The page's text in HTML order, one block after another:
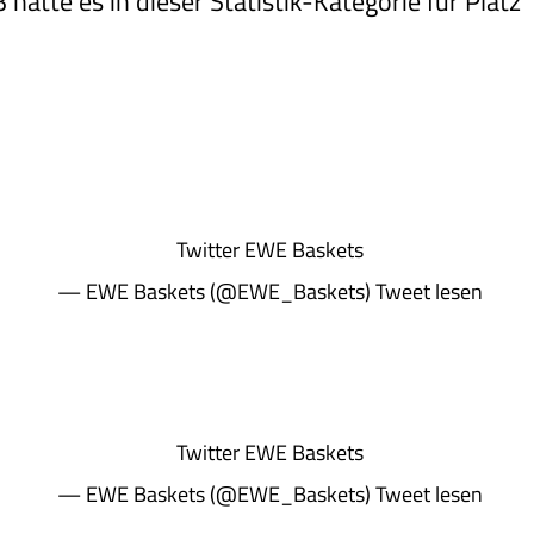
TwitterEWE Baskets
— EWE Baskets (@EWE_Baskets)Tweet lesen
TwitterEWE Baskets
— EWE Baskets (@EWE_Baskets)Tweet lesen